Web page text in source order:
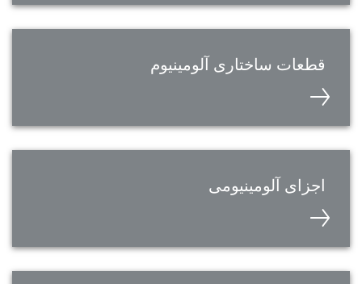
قطعات ساختاری آلومینیوم
اجزای آلومینیومی